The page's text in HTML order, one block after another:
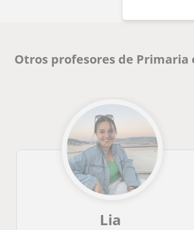
Otros profesores de
Lia